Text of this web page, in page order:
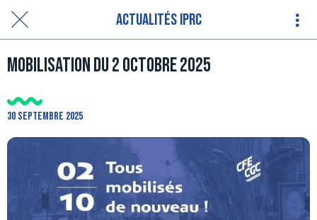
Actualités IPRC
Mobilisation du 2 octobre 2025
30 septembre 2025